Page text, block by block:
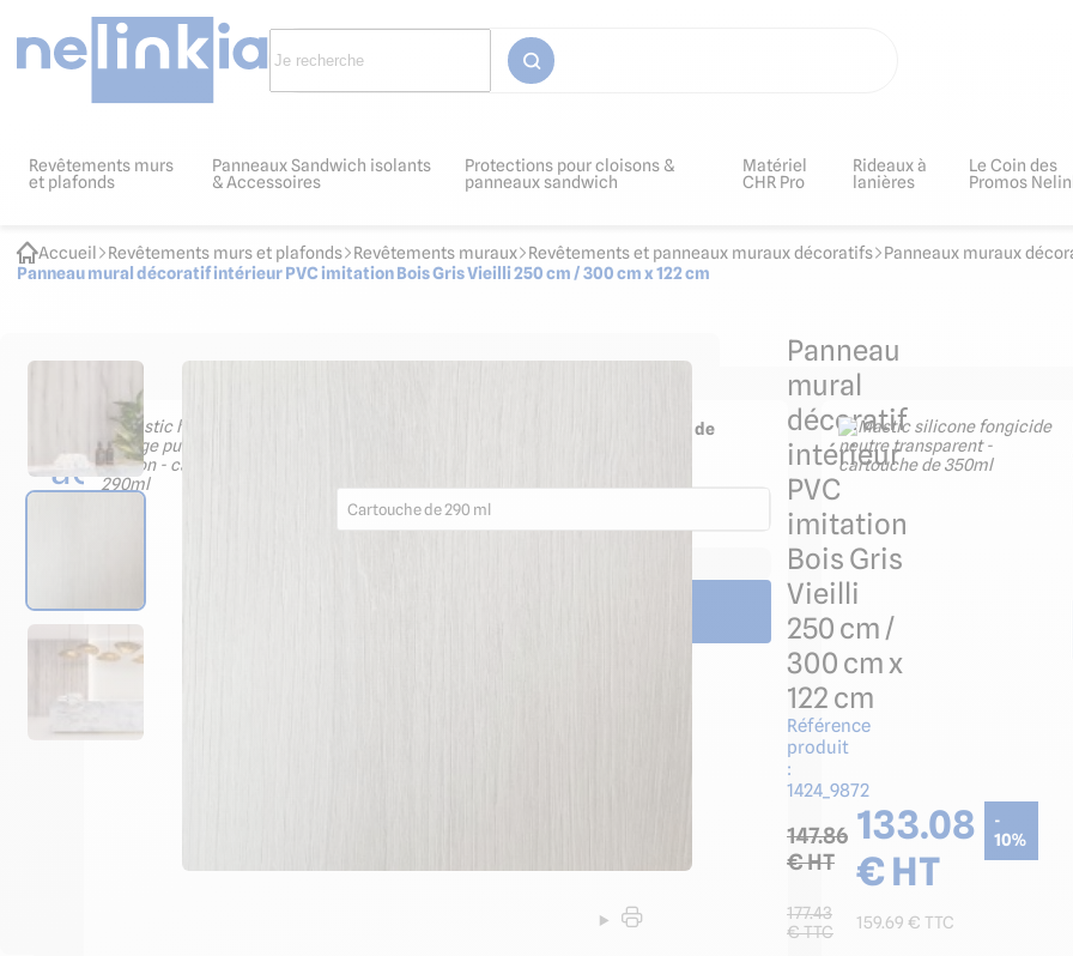
Revêtements murs
et plafonds
Panneaux Sandwich isolants
& Accessoires
Protections pour cloisons &
panneaux sandwich
Matériel
CHR Pro
Rideaux à
lanières
Le Coin des
Promos
Accueil Revêtements murs et plafonds Revêtements muraux Revêtements et panneaux muraux décoratifs
Panneaux muraux
Panneau mural décoratif intérieur PVC imitation Bois Gris Vieilli 250 cm / 300 cm x 122 cm
Panneau
mural
décoratif
intérieur
PVC
imitation
Bois Gris
Vieilli
250 cm /
300 cm x
122 cm
Référence
produit
:
1424_9872
147.86
€ HT
133.08
€ HT
-
10%
177.43
€ TTC
159.69 € TTC
accessoires
Mastic hybride pour collage puissant et joints de
Cartouche de 290 ml